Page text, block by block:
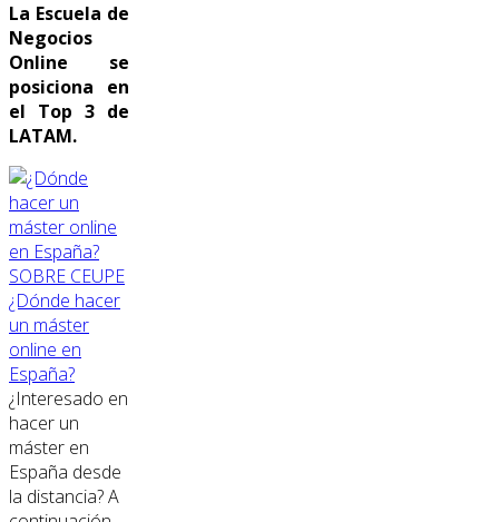
La Escuela de
Negocios
Online se
posiciona en
el Top 3 de
LATAM.
SOBRE CEUPE
¿Dónde hacer
un máster
online en
España?
¿Interesado en
hacer un
máster en
España desde
la distancia? A